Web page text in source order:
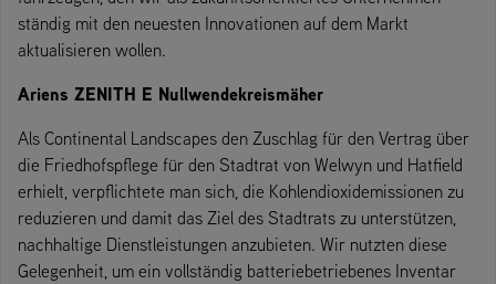
ständig mit den neuesten Innovationen auf dem Markt
aktualisieren wollen.
Ariens ZENITH E Nullwendekreismäher
Als Continental Landscapes den Zuschlag für den Vertrag über
die Friedhofspflege für den Stadtrat von Welwyn und Hatfield
erhielt, verpflichtete man sich, die Kohlendioxidemissionen zu
reduzieren und damit das Ziel des Stadtrats zu unterstützen,
nachhaltige Dienstleistungen anzubieten. Wir nutzten diese
Gelegenheit, um ein vollständig batteriebetriebenes Inventar